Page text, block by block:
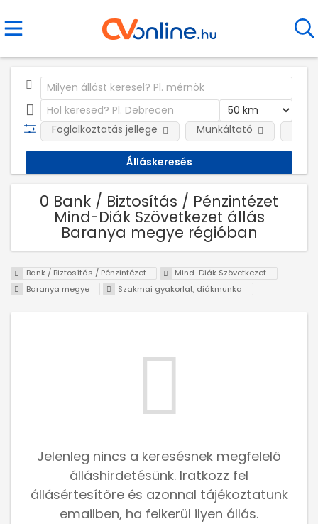
Foglalkoztatás jellege Munkáltató
0 Bank / Biztosítás / Pénzintézet
Mind-Diák Szövetkezet állás
Baranya megye régióban
Bank / Biztosítás / Pénzintézet
Mind-Diák Szövetkezet
Baranya megye
Szakmai gyakorlat, diákmunka
Jelenleg nincs a keresésnek megfelelő
álláshirdetésünk. Iratkozz fel
állásértesítőre és azonnal tájékoztatunk
emailben, ha felkerül ilyen állás.